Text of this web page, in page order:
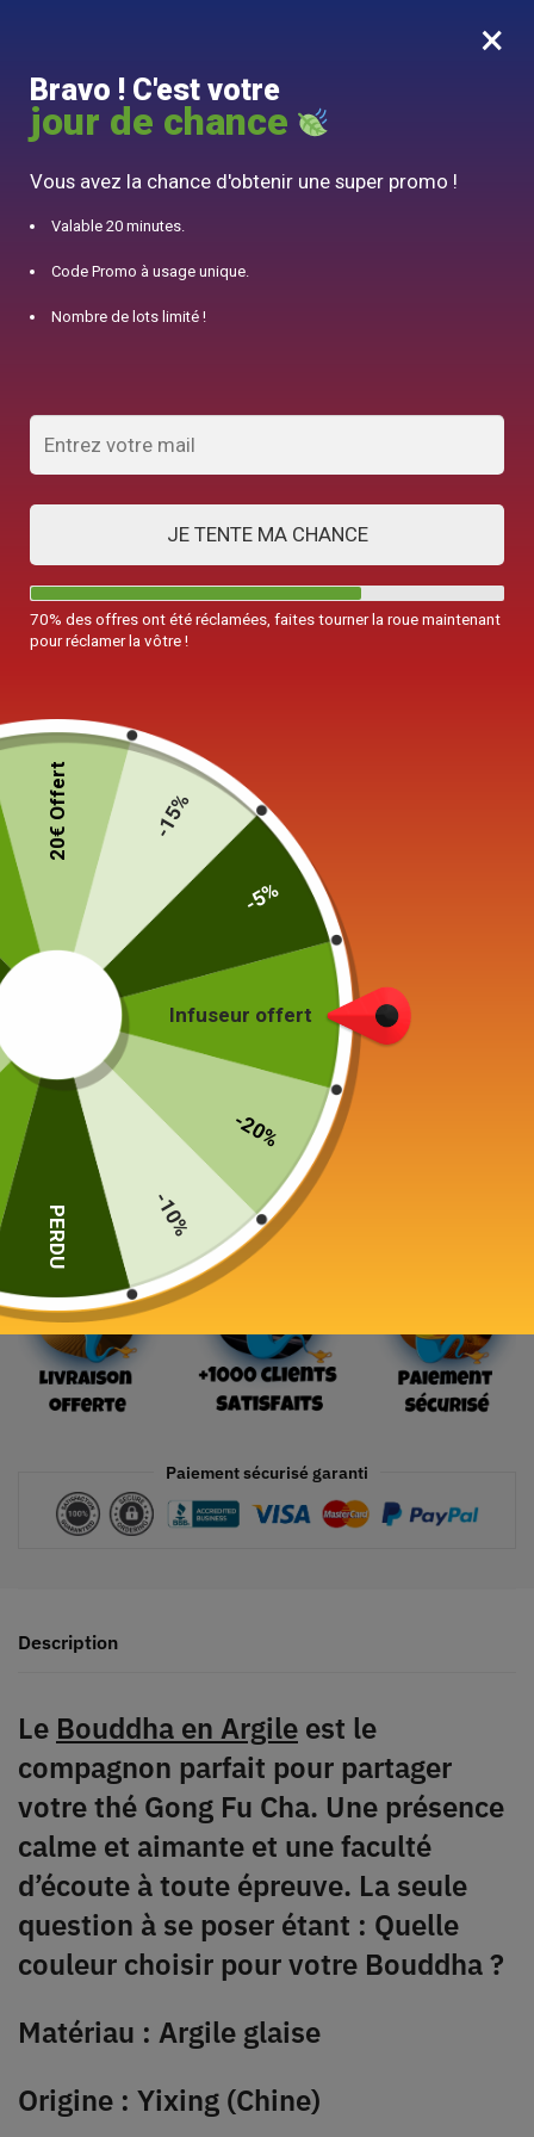
0
10% offert pour 50€ d’achats avec le code DJINN10
Tea Pet
Bouddha Argile
Ajouter au panier
Paiement sécurisé garanti
Description
Le Bouddha en Argile est le
compagnon parfait pour partager
votre thé Gong Fu Cha. Une présence
calme et aimante et une faculté
d’écoute à toute épreuve. La seule
question à se poser étant : Quelle
couleur choisir pour votre Bouddha ?
Matériau : Argile glaise
Origine : Yixing (Chine)
×
Bravo ! C'est votre
jour de chance
Vous avez la chance d'obtenir une super promo !
Valable 20 minutes.
Code Promo à usage unique.
Nombre de lots limité !
JE TENTE MA CHANCE
70% des offres ont été réclamées, faites tourner la roue maintenant
pour réclamer la vôtre !
Infuseur offert
-20%
-10%
PERDU
20€ Offert -15%
-5%